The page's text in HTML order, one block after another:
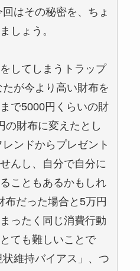
はその秘密を、ちょ
しょう。
してしまうトラップ
が今より高い財布を
で5000円くらいの財
の財布に変えたとし
ンドからプレゼント
んし、自分で自分に
こともあるかもしれ
布だった場合と5万円
ったく同じ消費行動
ても難しいことで
維持バイアス」、つ